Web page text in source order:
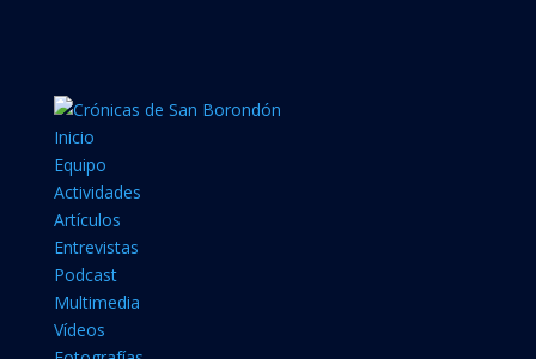
Inicio
Equipo
Actividades
Artículos
Entrevistas
Podcast
Multimedia
Vídeos